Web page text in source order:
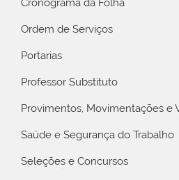
Cronograma da Folha
Ordem de Serviços
Portarias
Professor Substituto
Provimentos, Movimentações e
Saúde e Segurança do Trabalho
Seleções e Concursos